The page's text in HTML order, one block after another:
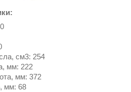
см3: 254
мм: 222
мм: 372
мм: 68